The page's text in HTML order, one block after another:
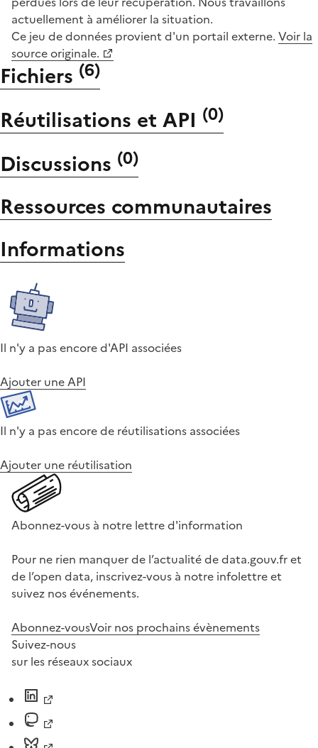
actuellement à améliorer la situation.
Ce jeu de données provient d'un portail externe. Voir la
source originale.
Fichiers (6)
Réutilisations et API (0)
Discussions (0)
Ressources communautaires
Informations
Il n'y a pas encore d'API associées
Ajouter une API
Il n'y a pas encore de réutilisations associées
Ajouter une réutilisation
Abonnez-vous à notre lettre d'information
Pour ne rien manquer de l’actualité de data.gouv.fr et
de l’open data, inscrivez-vous à notre infolettre et
suivez nos événements.
Abonnez-vousVoir nos prochains évènements
Suivez-nous
sur les réseaux sociaux